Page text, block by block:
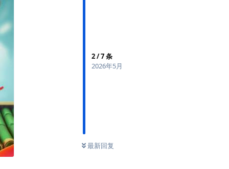
2/7条
2026年5月
最新回复